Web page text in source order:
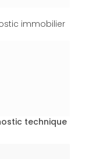
immobilier
technique